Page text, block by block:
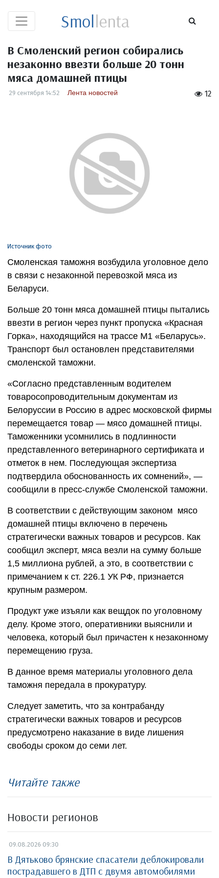
Smollenta
В Смоленский регион собирались
незаконно ввезти больше 20 тонн
мяса домашней птицы
12
29 сентября 14:52 Лента новостей
Источник фото
Смоленская таможня возбудила уголовное дело
в связи с незаконной перевозкой мяса из
Беларуси.
Больше 20 тонн мяса домашней птицы пытались
ввезти в регион через пункт пропуска «Красная
Горка», находящийся на трассе М1 «Беларусь».
Транспорт был остановлен представителями
смоленской таможни.
«Согласно представленным водителем
товаросопроводительным документам из
Белоруссии в Россию в адрес московской фирмы
перемещается товар — мясо домашней птицы.
Таможенники усомнились в подлинности
представленного ветеринарного сертификата и
отметок в нем. Последующая экспертиза
подтвердила обоснованность их сомнений», —
сообщили в пресс-службе Смоленской таможни.
В соответствии с действующим законом мясо
домашней птицы включено в перечень
стратегически важных товаров и ресурсов. Как
сообщил эксперт, мяса везли на сумму больше
1,5 миллиона рублей, а это, в соответствии с
примечанием к ст. 226.1 УК РФ, признается
крупным размером.
Продукт уже изъяли как вещдок по уголовному
делу. Кроме этого, оперативники выяснили и
человека, который был причастен к незаконному
перемещению груза.
В данное время материалы уголовного дела
таможня передала в прокуратуру.
Следует заметить, что за контрабанду
стратегически важных товаров и ресурсов
предусмотрено наказание в виде лишения
свободы сроком до семи лет.
Читайте также
Новости регионов
09.08.2026 09:30
В Дятьково брянские спасатели деблокировали
пострадавшего в ДТП с двумя автомобилями